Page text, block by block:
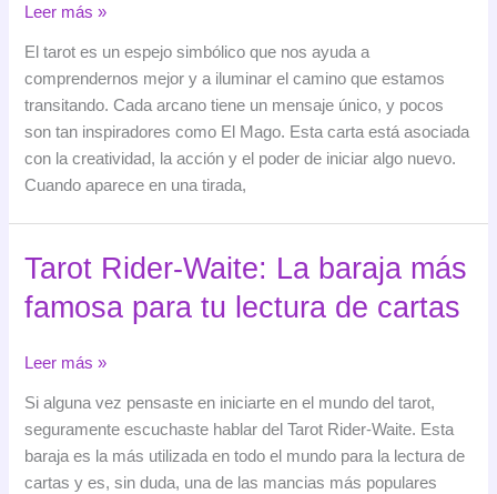
El
el
Leer más »
El tarot es un espejo simbólico que nos ayuda a
comprendernos mejor y a iluminar el camino que estamos
transitando. Cada arcano tiene un mensaje único, y pocos
son tan inspiradores como El Mago. Esta carta está asociada
con la creatividad, la acción y el poder de iniciar algo nuevo.
Cuando aparece en una tirada,
Tarot Rider-Waite: La baraja más
famosa para tu lectura de cartas
Tarot
Waite:
baraja
Leer más »
Si alguna vez pensaste en iniciarte en el mundo del tarot,
seguramente escuchaste hablar del Tarot Rider-Waite. Esta
baraja es la más utilizada en todo el mundo para la lectura de
cartas y es, sin duda, una de las mancias más populares